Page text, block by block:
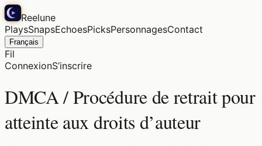
Reelune
PlaysSnapsEchoesPicksPersonnagesContact
Français
Fil
ConnexionS’inscrire
DMCA / Procédure de retrait pour
atteinte aux droits d’auteur